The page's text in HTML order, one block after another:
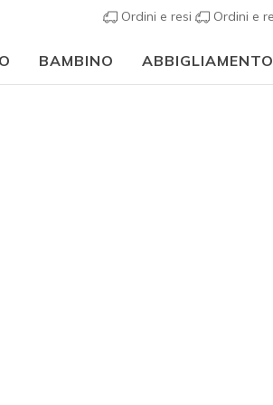
Ordini e resi Ordini e
BAMBINO ABBIGLIAMENTO